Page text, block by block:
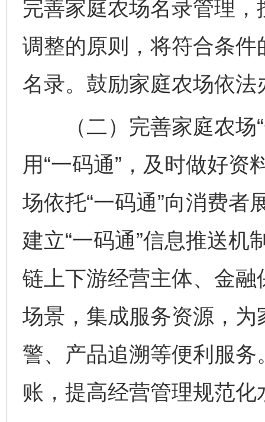
完善家庭农场名录管理
调整的原则，将符合条
名录。鼓励家庭农场依
（二）完善家庭农场“
用“一码通”，及时做好
场依托“一码通”向消费者
建立“一码通”信息推送
链上下游经营主体、金融
场景，集成服务资源，
警、产品追溯等便利服
账，提高经营管理规范化